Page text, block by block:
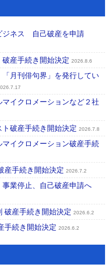
ジネス 自己破産を申請
産手続き開始決定 2026.8.6
月刊俳句界」を発行してい
イクロメーションなど２社
破産手続き開始決定 2026.7.8
イクロメーション破産手続
産手続き開始決定 2026.7.2
業停止、自己破産申請へ
破産手続き開始決定 2026.6.2
手続き開始決定 2026.6.2